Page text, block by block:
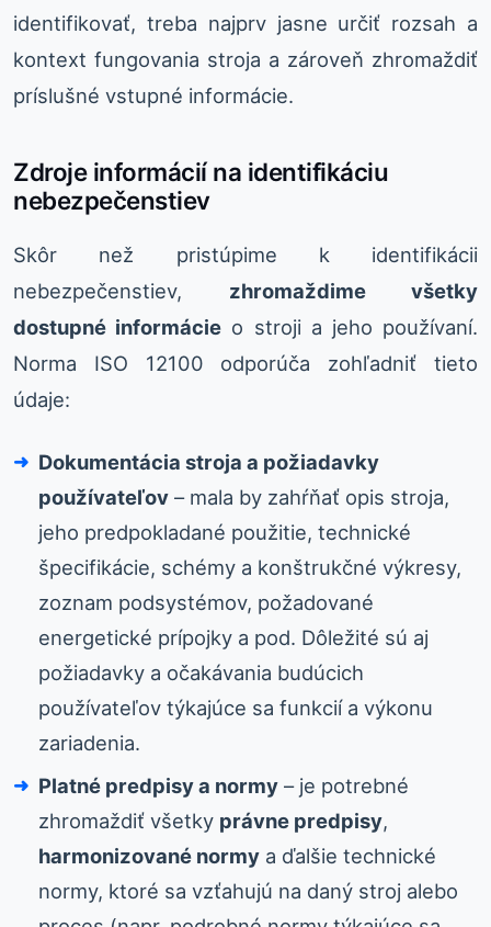
identifikovať, treba najprv jasne určiť rozsah a
kontext fungovania stroja a zároveň zhromaždiť
príslušné vstupné informácie.
Zdroje informácií na identifikáciu
nebezpečenstiev
Skôr než pristúpime k identifikácii
nebezpečenstiev, zhromaždime všetky
dostupné informácie o stroji a jeho používaní.
Norma ISO 12100 odporúča zohľadniť tieto
údaje:
Dokumentácia stroja a požiadavky
používateľov – mala by zahŕňať opis stroja,
jeho predpokladané použitie, technické
špecifikácie, schémy a konštrukčné výkresy,
zoznam podsystémov, požadované
energetické prípojky a pod. Dôležité sú aj
požiadavky a očakávania budúcich
používateľov týkajúce sa funkcií a výkonu
zariadenia.
Platné predpisy a normy – je potrebné
zhromaždiť všetky právne predpisy,
harmonizované normy a ďalšie technické
normy, ktoré sa vzťahujú na daný stroj alebo